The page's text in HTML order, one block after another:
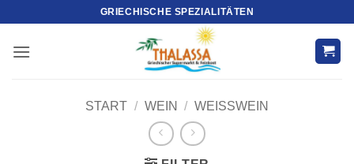
springen
GRIECHISCHE SPEZIALITÄTEN
START / WEIN / WEISSWEIN